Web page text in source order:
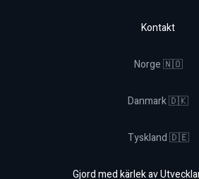
Kontakt
Norge 🇳🇴
Danmark 🇩🇰
Tyskland 🇩🇪
Gjord med kärlek av